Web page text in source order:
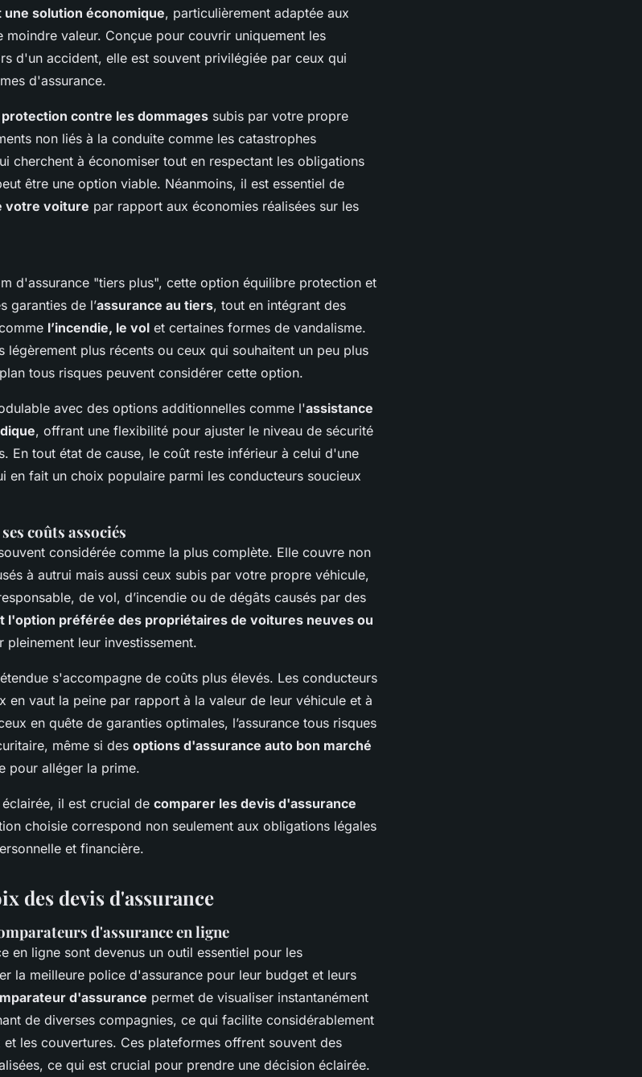
une solution économique, particulièrement adaptée aux
moindre valeur. Conçue pour couvrir uniquement les
d'un accident, elle est souvent privilégiée par ceux qui
d'assurance.
protection contre les dommages subis par votre propre
non liés à la conduite comme les catastrophes
cherchent à économiser tout en respectant les obligations
être une option viable. Néanmoins, il est essentiel de
votre voiture par rapport aux économies réalisées sur les
d'assurance "tiers plus", cette option équilibre protection et
garanties de l’assurance au tiers, tout en intégrant des
l’incendie, le vol et certaines formes de vandalisme.
légèrement plus récents ou ceux qui souhaitent un peu plus
tous risques peuvent considérer cette option.
avec des options additionnelles comme l'assistance
, offrant une flexibilité pour ajuster le niveau de sécurité
En tout état de cause, le coût reste inférieur à celui d'une
en fait un choix populaire parmi les conducteurs soucieux
coûts associés
considérée comme la plus complète. Elle couvre non
à autrui mais aussi ceux subis par votre propre véhicule,
de vol, d’incendie ou de dégâts causés par des
l'option préférée des propriétaires de voitures neuves ou
pleinement leur investissement.
s'accompagne de coûts plus élevés. Les conducteurs
en vaut la peine par rapport à la valeur de leur véhicule et à
en quête de garanties optimales, l’assurance tous risques
même si des options d'assurance auto bon marché
pour alléger la prime.
il est crucial de comparer les devis d'assurance
choisie correspond non seulement aux obligations légales
et financière.
des devis d'assurance
d'assurance en ligne
en ligne sont devenus un outil essentiel pour les
la meilleure police d'assurance pour leur budget et leurs
d'assurance permet de visualiser instantanément
de diverses compagnies, ce qui facilite considérablement
les couvertures. Ces plateformes offrent souvent des
ce qui est crucial pour prendre une décision éclairée.